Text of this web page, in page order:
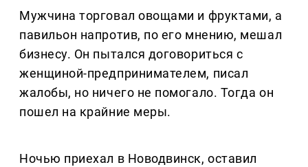
Мужчина торговал овощами и фруктами, а
павильон напротив, по его мнению, мешал
бизнесу. Он пытался договориться с
женщиной-предпринимателем, писал
жалобы, но ничего не помогало. Тогда он
пошел на крайние меры.
Ночью приехал в Новодвинск, оставил